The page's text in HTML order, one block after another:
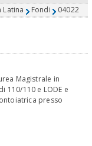
Fondi 04022
Magistrale in
110/110 e LODE e
presso